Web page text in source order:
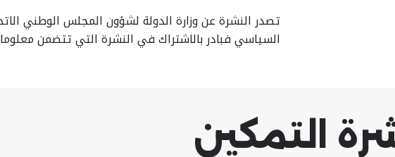
تصدر النشرة عن وزارة الدولة لشؤون المجلس الوطني
السياسي فبادر بالاشتراك في النشرة التي تتضمن
التمكين